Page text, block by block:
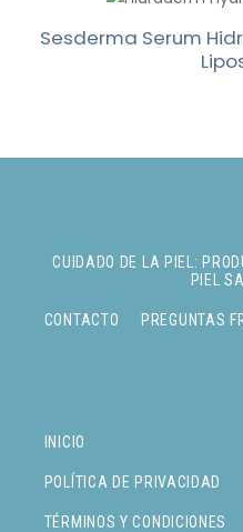
Sesderma Serum
INICIO
POLÍTICA DE PRIVACIDAD
TÉRMINOS Y CONDICIONES
CUIDADO DE LA PIEL:
PIEL
CONTACTO PREGUNTAS